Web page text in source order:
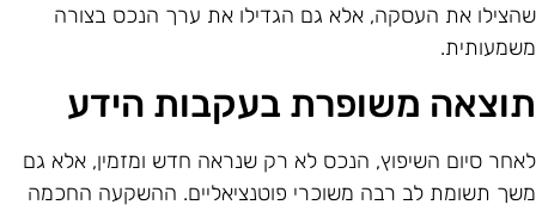
את העסקה, אלא גם הגדילו את ערך הנכס בצורה
משופרת בעקבות הידע
סיום השיפוץ, הנכס לא רק שנראה חדש ומזמין, אלא גם
תשומת לב רבה משוכרי פוטנציאליים. ההשקעה החכמה